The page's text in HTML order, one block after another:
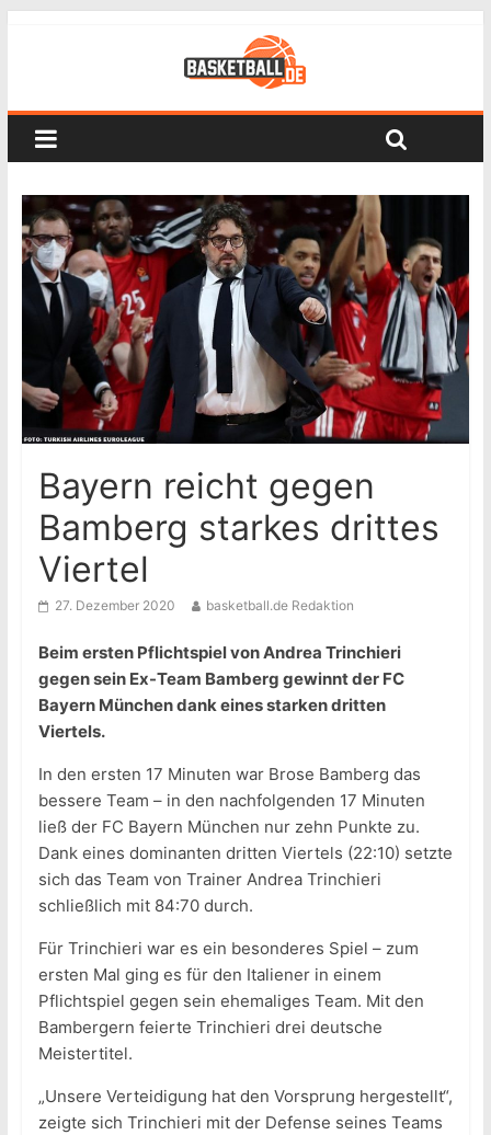
Bayern reicht gegen
Bamberg starkes drittes
Viertel
27. Dezember 2020 basketball.de Redaktion
Beim ersten Pflichtspiel von Andrea Trinchieri
gegen sein Ex-Team Bamberg gewinnt der FC
Bayern München dank eines starken dritten
Viertels.
In den ersten 17 Minuten war Brose Bamberg das
bessere Team – in den nachfolgenden 17 Minuten
ließ der FC Bayern München nur zehn Punkte zu.
Dank eines dominanten dritten Viertels (22:10) setzte
sich das Team von Trainer Andrea Trinchieri
schließlich mit 84:70 durch.
Für Trinchieri war es ein besonderes Spiel – zum
ersten Mal ging es für den Italiener in einem
Pflichtspiel gegen sein ehemaliges Team. Mit den
Bambergern feierte Trinchieri drei deutsche
Meistertitel.
„Unsere Verteidigung hat den Vorsprung hergestellt“,
zeigte sich Trinchieri mit der Defense seines Teams